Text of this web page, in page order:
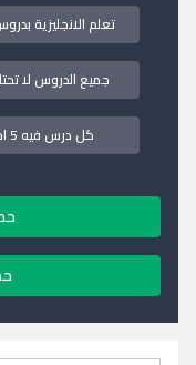
تعلم الانجليزية
جميع الدروس لا
كل درس فيه 5 اختبارات تفاعلية لتحسين اللفظ والنطق